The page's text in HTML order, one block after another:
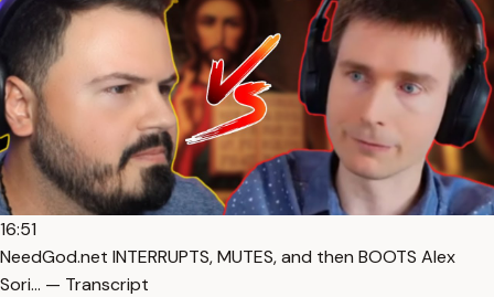
16:51
NeedGod.net INTERRUPTS, MUTES, and then BOOTS Alex
Sori… — Transcript